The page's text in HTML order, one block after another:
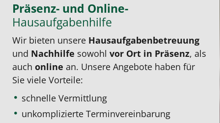
Präsenz- und Online-
Hausaufgabenhilfe
Wir bieten unsere Hausaufgabenbetreuung
und Nachhilfe sowohl vor Ort in Präsenz, als
auch online an. Unsere Angebote haben für
Sie viele Vorteile:
schnelle Vermittlung
unkomplizierte Terminvereinbarung